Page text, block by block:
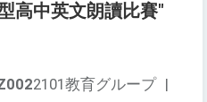
高中英文朗讀比賽"
2101教育グループ |